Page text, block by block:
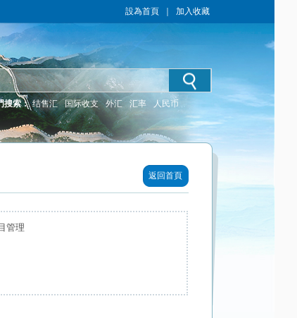
設為首頁 加入收藏
搜索： 结售汇 国际收支 外汇 汇率 人民币
返回首頁
管理